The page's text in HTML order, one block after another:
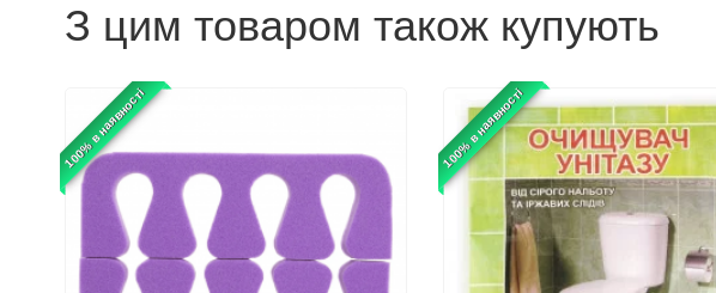
З цим товаром також купують
100% в наявності 100% в наявності